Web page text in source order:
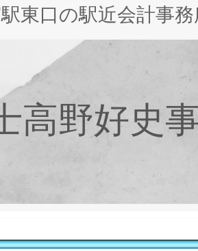
東口の駅近会計事
高野好史